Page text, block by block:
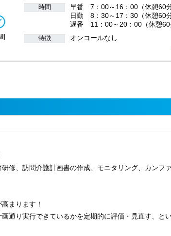
時間
早番 7：00～16：00（休憩60分
日勤 8：30～17：30（休憩60分
遅番 11：00～20：00（休憩60
特徴 オンコールなし
修、訪問介護計画書の作成、モニタリング、カンフ
まります！
通り実行できているかを定期的に評価・見直す、と